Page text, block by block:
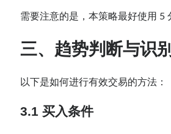
需要注意的是，本策略最好使用 5
三、趋势判断与识别
以下是如何进行有效交易的方法：
3.1 买入条件